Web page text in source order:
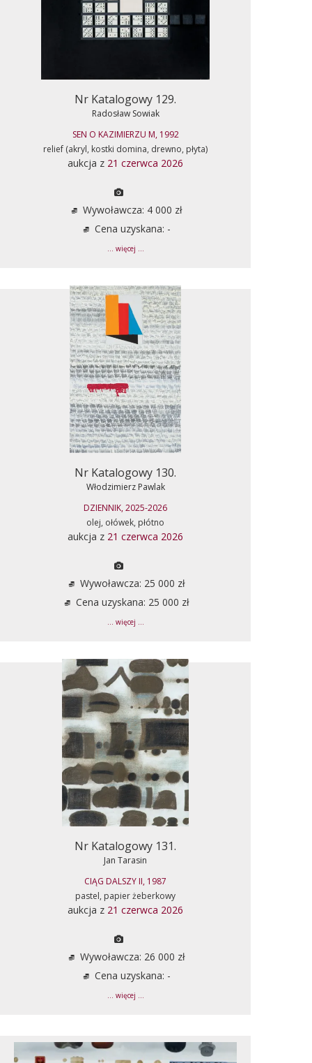
Nr Katalogowy 129.
Radosław Sowiak
SEN O KAZIMIERZU M, 1992
relief (akryl, kostki domina, drewno, płyta)
aukcja z 21 czerwca 2026
Wywoławcza: 4 000 zł
Cena uzyskana: -
... więcej ...
Nr Katalogowy 130.
Włodzimierz Pawlak
DZIENNIK, 2025-2026
olej, ołówek, płótno
aukcja z 21 czerwca 2026
Wywoławcza: 25 000 zł
Cena uzyskana: 25 000 zł
... więcej ...
Nr Katalogowy 131.
Jan Tarasin
CIĄG DALSZY II, 1987
pastel, papier żeberkowy
aukcja z 21 czerwca 2026
Wywoławcza: 26 000 zł
Cena uzyskana: -
... więcej ...